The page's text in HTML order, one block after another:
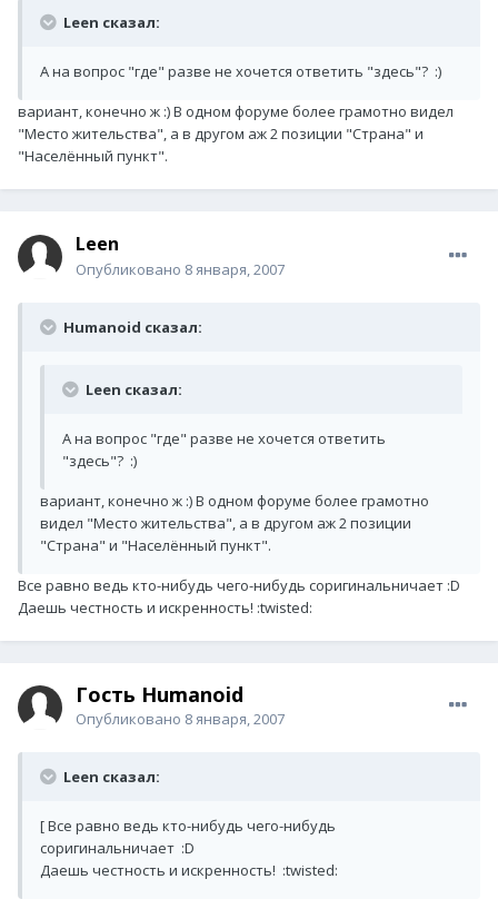
Leen сказал:
А на вопрос "где" разве не хочется ответить "здесь"? :)
вариант, конечно ж :) В одном форуме более грамотно видел
"Место жительства", а в другом аж 2 позиции "Страна" и
"Населённый пункт".
Leen
Опубликовано 8 января, 2007
Humanoid сказал:
Leen сказал:
А на вопрос "где" разве не хочется ответить
"здесь"? :)
вариант, конечно ж :) В одном форуме более грамотно
видел "Место жительства", а в другом аж 2 позиции
"Страна" и "Населённый пункт".
Все равно ведь кто-нибудь чего-нибудь соригинальничает :D
Даешь честность и искренность! :twisted:
Гость Humanoid
Опубликовано 8 января, 2007
Leen сказал:
[ Все равно ведь кто-нибудь чего-нибудь
соригинальничает :D
Даешь честность и искренность! :twisted: